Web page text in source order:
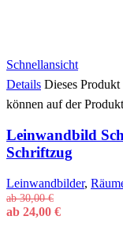
Schnellansicht
Details Dieses
können auf der
Leinwandbild
Schriftzug
Leinwandbilder,
ab30,00€
ab 24,00 €